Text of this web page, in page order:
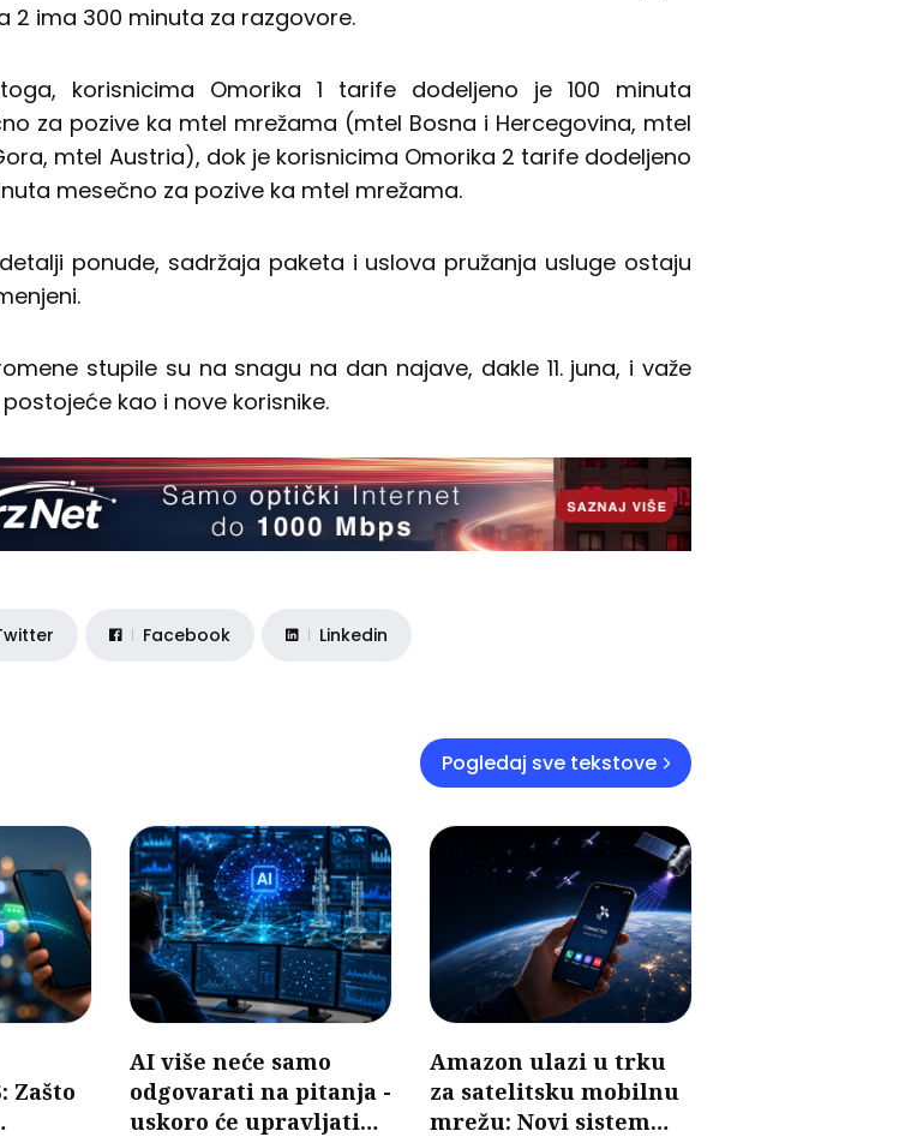
2 ima 300 minuta za razgovore.
korisnicima Omorika 1 tarife dodeljeno je 100 minuta
za pozive ka mtel mrežama (mtel Bosna i Hercegovina, mtel
mtel Austria), dok je korisnicima Omorika 2 tarife dodeljeno
mesečno za pozive ka mtel mrežama.
ponude, sadržaja paketa i uslova pružanja usluge ostaju
stupile su na snagu na dan najave, dakle 11. juna, i važe
kao i nove korisnike.
Facebook Linkedin
Pogledaj sve tekstove
Zašto
AI više neće samo
odgovarati na pitanja -
uskoro će upravljati
Amazon ulazi u trku
za satelitsku mobilnu
mrežu: Novi sistem